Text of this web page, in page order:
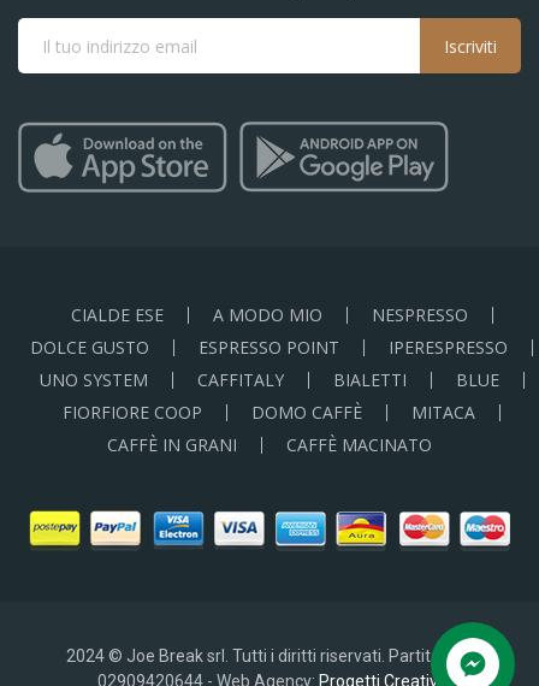
Iscriviti
CIALDE ESE A MODO MIO
NESPRESSO
DOLCE GUSTO
ESPRESSO POINT
IPERESPRESSO
UNO SYSTEM
CAFFITALY BIALETTI
BLUE
FIORFIORE COOP
DOMO CAFFÈ
MITACA
CAFFÈ IN GRANI
CAFFÈ MACINATO
2024 © Joe Break srl. Tutti i diritti riservati. Partita IVA:
02909420644 - Web Agency: Progetti Creativi